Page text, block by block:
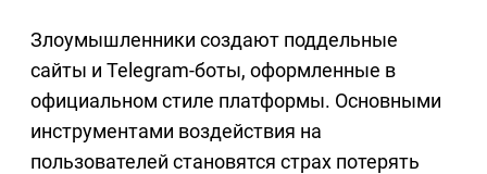
Злоумышленники создают поддельные
сайты и Telegram-боты, оформленные в
официальном стиле платформы. Основными
инструментами воздействия на
пользователей становятся страх потерять